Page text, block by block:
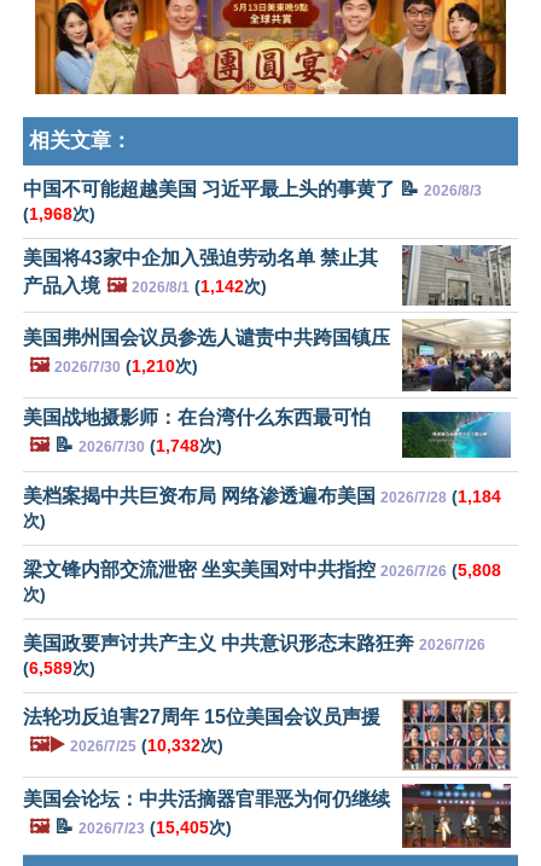
相关文章：
中国不可能超越美国 习近平最上头的事黄了 📝 2026/8/3
(1,968次)
美国将43家中企加入强迫劳动名单 禁止其
产品入境 🖼️ 2026/8/1 (1,142次)
美国弗州国会议员参选人谴责中共跨国镇压
🖼️ 2026/7/30 (1,210次)
美国战地摄影师：在台湾什么东西最可怕
🖼️📝 2026/7/30 (1,748次)
美档案揭中共巨资布局 网络渗透遍布美国 2026/7/28 (1,184
次)
梁文锋内部交流泄密 坐实美国对中共指控 2026/7/26 (5,808
次)
美国政要声讨共产主义 中共意识形态末路狂奔 2026/7/26
(6,589次)
法轮功反迫害27周年 15位美国会议员声援
🖼️▶️ 2026/7/25 (10,332次)
美国会论坛：中共活摘器官罪恶为何仍继续
🖼️📝 2026/7/23 (15,405次)